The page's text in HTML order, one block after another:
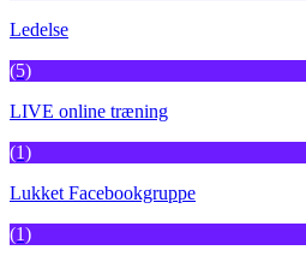
Ledelse
(5)
LIVE online træning
(1)
Lukket Facebookgruppe
(1)